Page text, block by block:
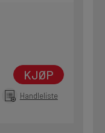
KJØP
Handleliste